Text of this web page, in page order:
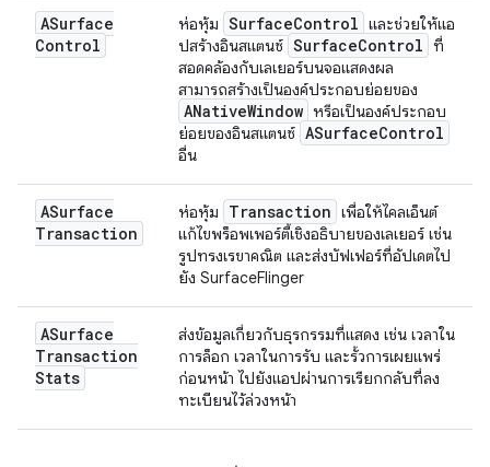
ASurface
Control
ห่อหุ้ม SurfaceControl และช่วยให้แอ
ปสร้างอินสแตนซ์ SurfaceControl ที่
สอดคล้องกับเลเยอร์บนจอแสดงผล
สามารถสร้างเป็นองค์ประกอบย่อยของ
ANativeWindow หรือเป็นองค์ประกอบ
ย่อยของอินสแตนซ์ ASurfaceControl
อื่น
ASurface
Transaction
ห่อหุ้ม Transaction เพื่อให้ไคลเอ็นต์
แก้ไขพร็อพเพอร์ตี้เชิงอธิบายของเลเยอร์ เช่น
รูปทรงเรขาคณิต และส่งบัฟเฟอร์ที่อัปเดตไป
ยัง SurfaceFlinger
ASurface
Transaction
Stats
ส่งข้อมูลเกี่ยวกับธุรกรรมที่แสดง เช่น เวลาใน
การล็อก เวลาในการรับ และรั้วการเผยแพร่
ก่อนหน้า ไปยังแอปผ่านการเรียกกลับที่ลง
ทะเบียนไว้ล่วงหน้า